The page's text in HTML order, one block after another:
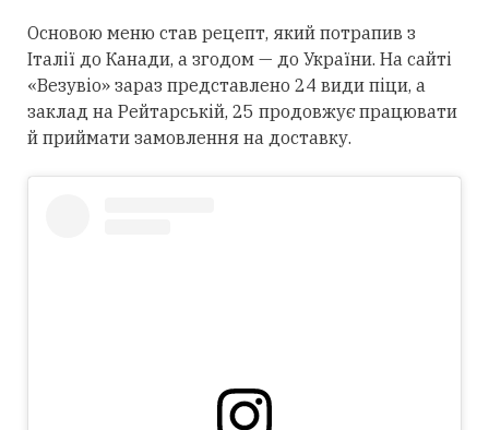
Основою меню став рецепт, який потрапив з
Італії до Канади, а згодом — до України. На сайті
«Везувіо» зараз представлено 24 види піци, а
заклад на Рейтарській, 25 продовжує працювати
й приймати замовлення на доставку.